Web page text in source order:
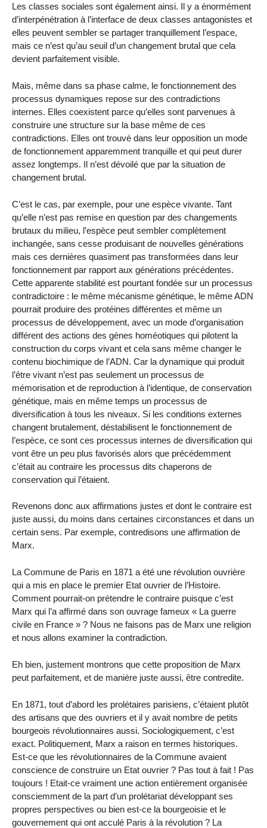
Les classes sociales sont également ainsi. Il y a énormément
d’interpénétration à l’interface de deux classes antagonistes et
elles peuvent sembler se partager tranquillement l’espace,
mais ce n’est qu’au seuil d’un changement brutal que cela
devient parfaitement visible.
Mais, même dans sa phase calme, le fonctionnement des
processus dynamiques repose sur des contradictions
internes. Elles coexistent parce qu’elles sont parvenues à
construire une structure sur la base même de ces
contradictions. Elles ont trouvé dans leur opposition un mode
de fonctionnement apparemment tranquille et qui peut durer
assez longtemps. Il n’est dévoilé que par la situation de
changement brutal.
C’est le cas, par exemple, pour une espèce vivante. Tant
qu’elle n’est pas remise en question par des changements
brutaux du milieu, l’espèce peut sembler complètement
inchangée, sans cesse produisant de nouvelles générations
mais ces dernières quasiment pas transformées dans leur
fonctionnement par rapport aux générations précédentes.
Cette apparente stabilité est pourtant fondée sur un processus
contradictoire : le même mécanisme génétique, le même ADN
pourrait produire des protéines différentes et même un
processus de développement, avec un mode d’organisation
différent des actions des gènes homéotiques qui pilotent la
construction du corps vivant et cela sans même changer le
contenu biochimique de l’ADN. Car la dynamique qui produit
l’être vivant n’est pas seulement un processus de
mémorisation et de reproduction à l’identique, de conservation
génétique, mais en même temps un processus de
diversification à tous les niveaux. Si les conditions externes
changent brutalement, déstabilisent le fonctionnement de
l’espèce, ce sont ces processus internes de diversification qui
vont être un peu plus favorisés alors que précédemment
c’était au contraire les processus dits chaperons de
conservation qui l’étaient.
Revenons donc aux affirmations justes et dont le contraire est
juste aussi, du moins dans certaines circonstances et dans un
certain sens. Par exemple, contredisons une affirmation de
Marx.
La Commune de Paris en 1871 a été une révolution ouvrière
qui a mis en place le premier Etat ouvrier de l’Histoire.
Comment pourrait-on prétendre le contraire puisque c’est
Marx qui l’a affirmé dans son ouvrage fameux « La guerre
civile en France » ? Nous ne faisons pas de Marx une religion
et nous allons examiner la contradiction.
Eh bien, justement montrons que cette proposition de Marx
peut parfaitement, et de manière juste aussi, être contredite.
En 1871, tout d’abord les prolétaires parisiens, c’étaient plutôt
des artisans que des ouvriers et il y avait nombre de petits
bourgeois révolutionnaires aussi. Sociologiquement, c’est
exact. Politiquement, Marx a raison en termes historiques.
Est-ce que les révolutionnaires de la Commune avaient
conscience de construire un Etat ouvrier ? Pas tout à fait ! Pas
toujours ! Etait-ce vraiment une action entièrement organisée
consciemment de la part d’un prolétariat développant ses
propres perspectives ou bien est-ce la bourgeoisie et le
gouvernement qui ont acculé Paris à la révolution ? La